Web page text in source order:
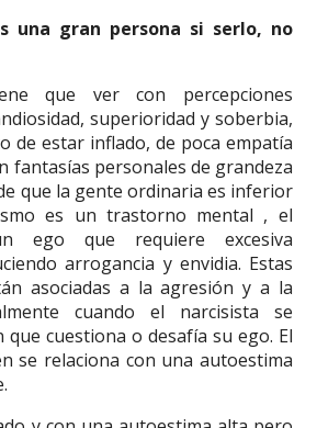
una gran persona si serlo, no
que ver con percepciones
superioridad y soberbia,
de estar inflado, de poca empatía
fantasías personales de grandeza
que la gente ordinaria es inferior
es un trastorno mental , el
ego que requiere excesiva
arrogancia y envidia. Estas
asociadas a la agresión y a la
cuando el narcisista se
cuestiona o desafía su ego. El
se relaciona con una autoestima